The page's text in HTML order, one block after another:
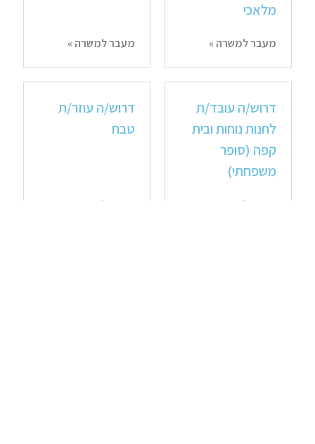
מלאכי
מעבר למשרה » מעבר למשרה »
דרוש/ה עובד/ת
לחנות נוחות ובית
קפה (סופר
משפחתי)
מעבר למשרה »
דרוש/ה עוזר/ת
טבח
מעבר למשרה »